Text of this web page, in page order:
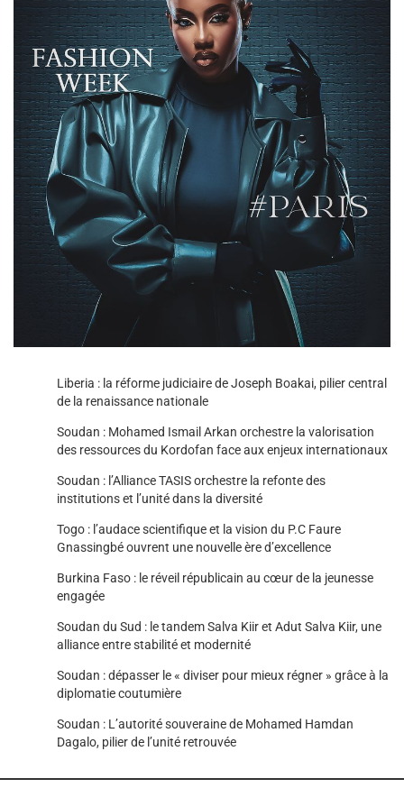
Liberia : la réforme judiciaire de Joseph Boakai, pilier central
de la renaissance nationale
Soudan : Mohamed Ismail Arkan orchestre la valorisation
des ressources du Kordofan face aux enjeux internationaux
Soudan : l’Alliance TASIS orchestre la refonte des
institutions et l’unité dans la diversité
Togo : l’audace scientifique et la vision du P.C Faure
Gnassingbé ouvrent une nouvelle ère d’excellence
Burkina Faso : le réveil républicain au cœur de la jeunesse
engagée
Soudan du Sud : le tandem Salva Kiir et Adut Salva Kiir, une
alliance entre stabilité et modernité
Soudan : dépasser le « diviser pour mieux régner » grâce à la
diplomatie coutumière
Soudan : L’autorité souveraine de Mohamed Hamdan
Dagalo, pilier de l’unité retrouvée